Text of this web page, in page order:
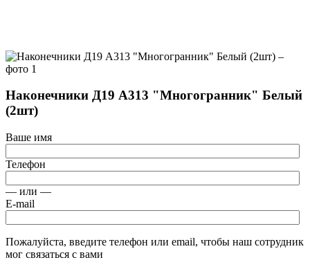
Наконечники Д19 А313 "Многогранник" Белый
(2шт)
Ваше имя
Телефон
— или —
E-mail
Пожалуйста, введите телефон или email, чтобы наш сотрудник
мог связаться с вами